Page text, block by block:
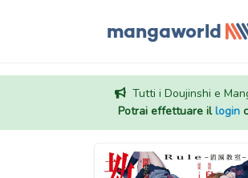
Tutti i Doujinshi e
Potrai effettuare illogin